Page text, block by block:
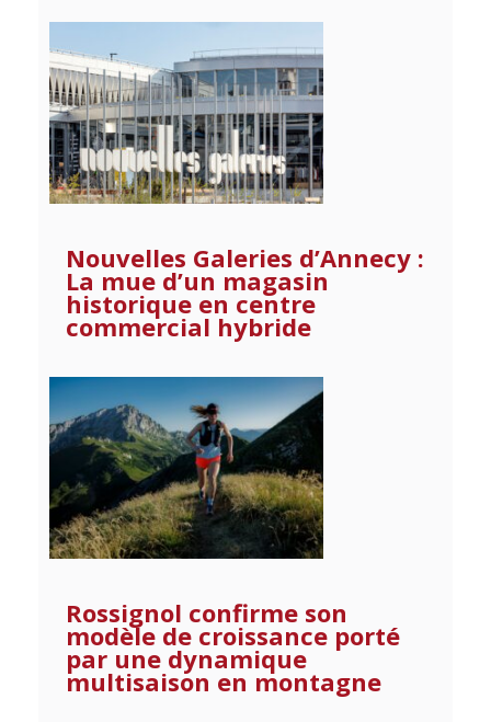
Nouvelles Galeries d’Annecy :
La mue d’un magasin
historique en centre
commercial hybride
Rossignol confirme son
modèle de croissance porté
par une dynamique
multisaison en montagne